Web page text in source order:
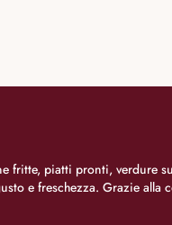
fritte, piatti pronti, verdure
e freschezza. Grazie alla